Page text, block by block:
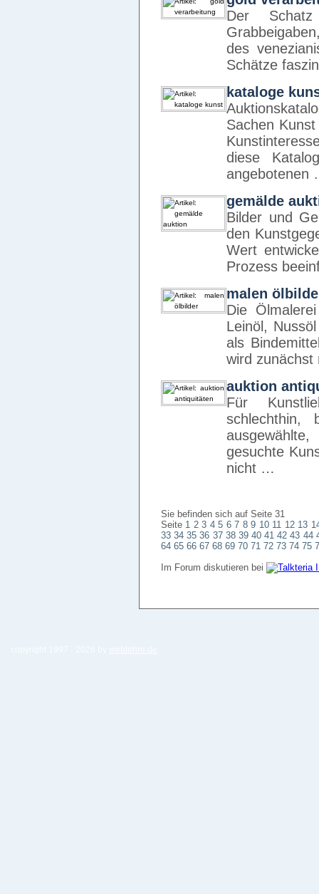
Der Schatz
des
Schätze
kataloge
Sachen
diese
angebotenen
gemälde
Bilder und
den
Wert
Prozess
malen
Die
Leinöl,
als
wird
auktion
Für
schlechthin,
gesuchte
nicht …
Sie befinden sich auf Seite 31
Seite 1 2 3 4 5 6 7 8 9 10 11 12 13
33 34 35 36 37 38 39 40 41 42 43 44
64 65 66 67 68 69 70 71 72 73 74 75
Im Forum diskutieren bei